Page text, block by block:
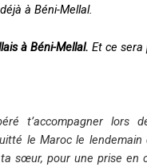
à Béni-Mellal.
à Béni-Mellal. Et ce sera
t’accompagner lors
le Maroc le lendemain
ta sœur, pour une prise en